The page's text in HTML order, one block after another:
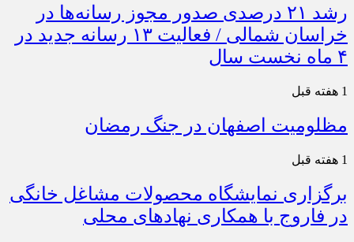
رشد ۲۱ درصدی صدور مجوز رسانه‌ها در
خراسان شمالی / فعالیت ۱۳ رسانه جدید در
۴ ماه نخست سال
1 هفته قبل
مظلومیت اصفهان در جنگ رمضان
1 هفته قبل
برگزاری نمایشگاه محصولات مشاغل خانگی
در فاروج با همکاری نهادهای محلی